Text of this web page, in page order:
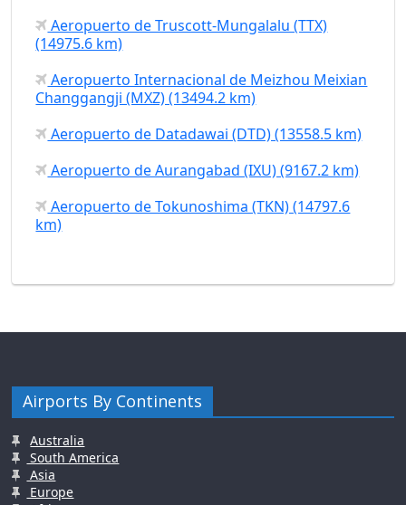
Aeropuerto de Truscott-Mungalalu (TTX)
(14975.6 km)
Aeropuerto Internacional de Meizhou Meixian
Changgangji (MXZ) (13494.2 km)
Aeropuerto de Datadawai (DTD) (13558.5 km)
Aeropuerto de Aurangabad (IXU) (9167.2 km)
Aeropuerto de Tokunoshima (TKN) (14797.6
km)
Airports By Continents
Australia
South America
Asia
Europe